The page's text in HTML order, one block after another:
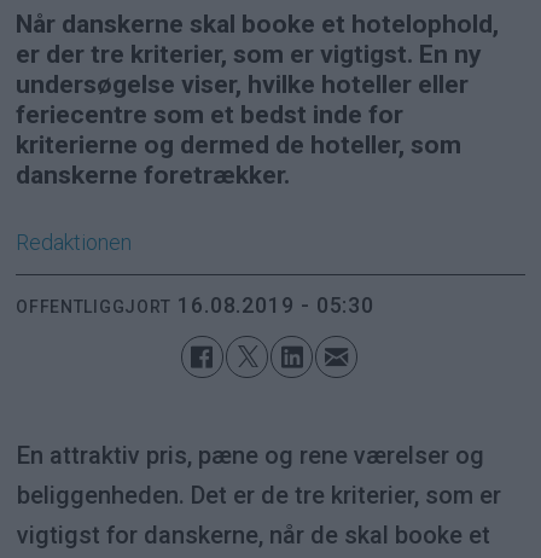
Når danskerne skal booke et hotelophold,
er der tre kriterier, som er vigtigst. En ny
undersøgelse viser, hvilke hoteller eller
feriecentre som et bedst inde for
kriterierne og dermed de hoteller, som
danskerne foretrækker.
Redaktionen
OFFENTLIGGJORT 16.08.2019 - 05:30
En attraktiv pris, pæne og rene værelser og
beliggenheden. Det er de tre kriterier, som er
vigtigst for danskerne, når de skal booke et